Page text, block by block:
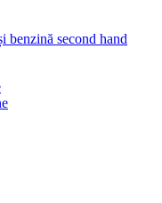
benzină second hand